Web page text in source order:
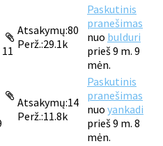
Atsakymų:80
Perž.:29.1k
Paskutinis
pranešimas
nuo bulduri
prieš 9 m. 9
mėn.
Atsakymų:14
Perž.:11.8k
Paskutinis
pranešimas
nuo yankadi
prieš 9 m. 8
mėn.